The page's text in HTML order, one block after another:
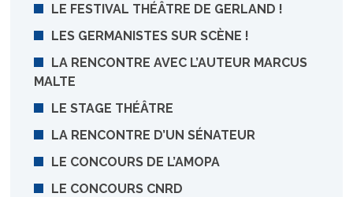
LE FESTIVAL THÉÂTRE DE GERLAND !
LES GERMANISTES SUR SCÈNE !
LA RENCONTRE AVEC L’AUTEUR MARCUS
MALTE
LE STAGE THÉÂTRE
LA RENCONTRE D’UN SÉNATEUR
LE CONCOURS DE L’AMOPA
LE CONCOURS CNRD